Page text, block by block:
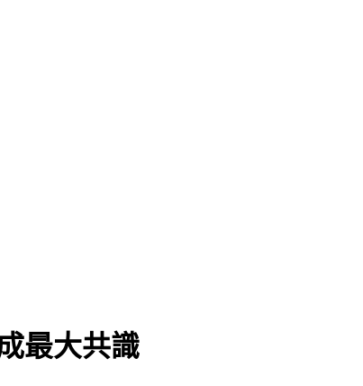
最大共識